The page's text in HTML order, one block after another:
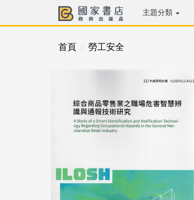
主題分類
首頁 勞工安全